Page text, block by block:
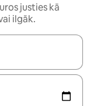
justies kā
ilgāk.
uz augšu un